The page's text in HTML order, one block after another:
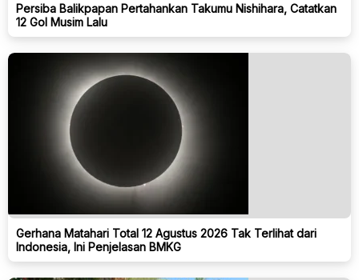
Persiba Balikpapan Pertahankan Takumu Nishihara, Catatkan
12 Gol Musim Lalu
Gerhana Matahari Total 12 Agustus 2026 Tak Terlihat dari
Indonesia, Ini Penjelasan BMKG